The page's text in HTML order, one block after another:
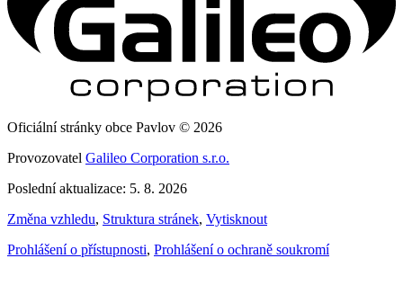
Oficiální stránky obce Pavlov © 2026
Provozovatel Galileo Corporation s.r.o.
Poslední aktualizace: 5. 8. 2026
Změna vzhledu, Struktura stránek, Vytisknout
Prohlášení o přístupnosti, Prohlášení o ochraně soukromí